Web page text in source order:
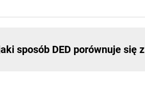
sposób DED porównuje